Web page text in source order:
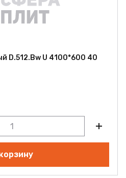
D.512.Bw U 4100*600 40